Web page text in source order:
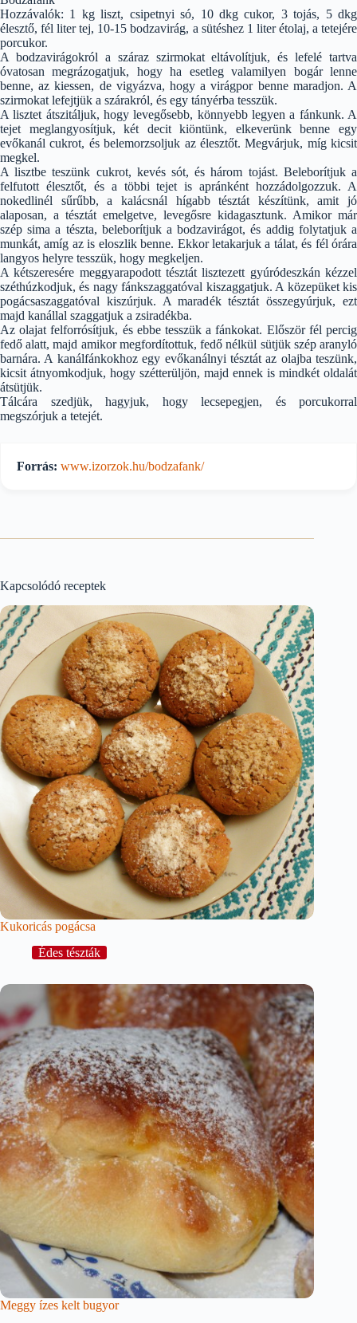
Hozzávalók: 1 kg liszt, csipetnyi só, 10 dkg cukor, 3 tojás, 5 dkg
élesztő, fél liter tej, 10-15 bodzavirág, a sütéshez 1 liter étolaj, a tetejére
porcukor.
A bodzavirágokról a száraz szirmokat eltávolítjuk, és lefelé tartva
óvatosan megrázogatjuk, hogy ha esetleg valamilyen bogár lenne
benne, az kiessen, de vigyázva, hogy a virágpor benne maradjon. A
szirmokat lefejtjük a szárakról, és egy tányérba tesszük.
A lisztet átszitáljuk, hogy levegősebb, könnyebb legyen a fánkunk. A
tejet meglangyosítjuk, két decit kiöntünk, elkeverünk benne egy
evőkanál cukrot, és belemorzsoljuk az élesztőt. Megvárjuk, míg kicsit
megkel.
A lisztbe teszünk cukrot, kevés sót, és három tojást. Beleborítjuk a
felfutott élesztőt, és a többi tejet is apránként hozzádolgozzuk. A
nokedlinél sűrűbb, a kalácsnál hígabb tésztát készítünk, amit jó
alaposan, a tésztát emelgetve, levegősre kidagasztunk. Amikor már
szép sima a tészta, beleborítjuk a bodzavirágot, és addig folytatjuk a
munkát, amíg az is eloszlik benne. Ekkor letakarjuk a tálat, és fél órára
langyos helyre tesszük, hogy megkeljen.
A kétszeresére meggyarapodott tésztát lisztezett gyúródeszkán kézzel
széthúzkodjuk, és nagy fánkszaggatóval kiszaggatjuk. A közepüket kis
pogácsaszaggatóval kiszúrjuk. A maradék tésztát összegyúrjuk, ezt
majd kanállal szaggatjuk a zsiradékba.
Az olajat felforrósítjuk, és ebbe tesszük a fánkokat. Először fél percig
fedő alatt, majd amikor megfordítottuk, fedő nélkül sütjük szép aranyló
barnára. A kanálfánkokhoz egy evőkanálnyi tésztát az olajba teszünk,
kicsit átnyomkodjuk, hogy szétterüljön, majd ennek is mindkét oldalát
átsütjük.
Tálcára szedjük, hagyjuk, hogy lecsepegjen, és porcukorral
megszórjuk a tetejét.
Forrás: www.izorzok.hu/bodzafank/
Kapcsolódó receptek
Kukoricás pogácsa
Édes tészták
Meggy ízes kelt bugyor